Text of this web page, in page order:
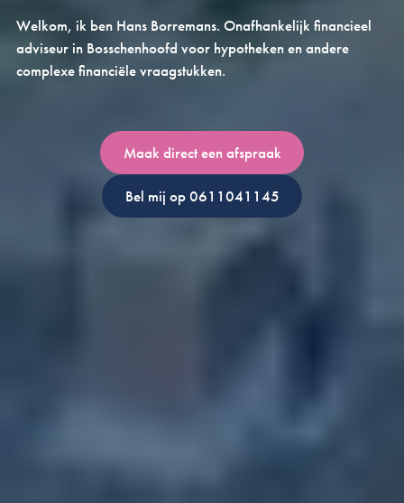
Welkom, ik ben Hans Borremans. Onafhankelijk financieel
adviseur in Bosschenhoofd voor hypotheken en andere
complexe financiële vraagstukken.
Maak direct een afspraak
Bel mij op 0611041145